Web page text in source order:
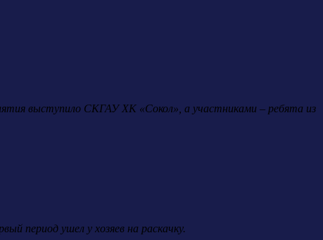
выступило СКГАУ ХК «Сокол», а участниками – ребята из
период ушел у хозяев на раскачку.